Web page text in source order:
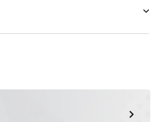
(pārstrādāts), Poliesters
gumija - TPR